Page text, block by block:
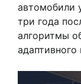
автомобили
три года
алгоритмы
адаптивного